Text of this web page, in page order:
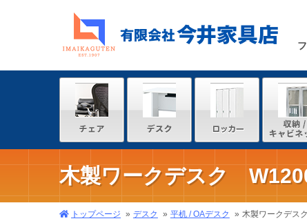
木製ワークデスク
トップページ デスク 平机 / OAデスク 木製ワークデ